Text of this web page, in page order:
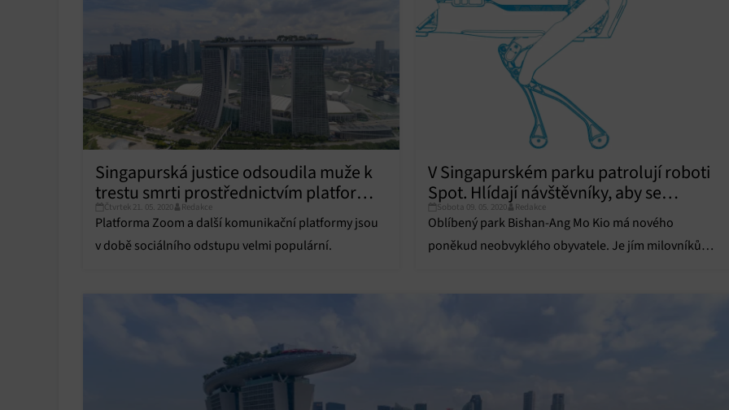
Singapurská justice odsoudila muže k
trestu smrti prostřednictvím platformy
Zoom, čelí za to kritice lidskoprávních
organizací
Čtvrtek 21. 05. 2020 Redakce
Platforma Zoom a další komunikační platformy jsou
v době sociálního odstupu velmi populární.
V Singapurském parku patrolují roboti
Spot. Hlídají návštěvníky, aby se
neshlukovali
Sobota 09. 05. 2020 Redakce
Oblíbený park Bishan-Ang Mo Kio má nového
poněkud neobvyklého obyvatele. Je jím milovníkům
z dílny společnosti Boston Dynamics. Tento robot má